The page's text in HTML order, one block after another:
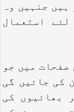
ہیں جنہیں وہ
استعمال
میں جو
کی جائیں گی
بھائیوں کی